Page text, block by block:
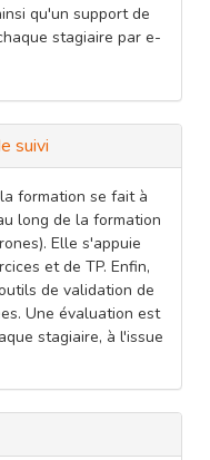
qu'un support de
stagiaire par e-
suivi
formation se fait à
long de la formation
Elle s'appuie
et de TP. Enfin,
de validation de
Une évaluation est
stagiaire, à l'issue